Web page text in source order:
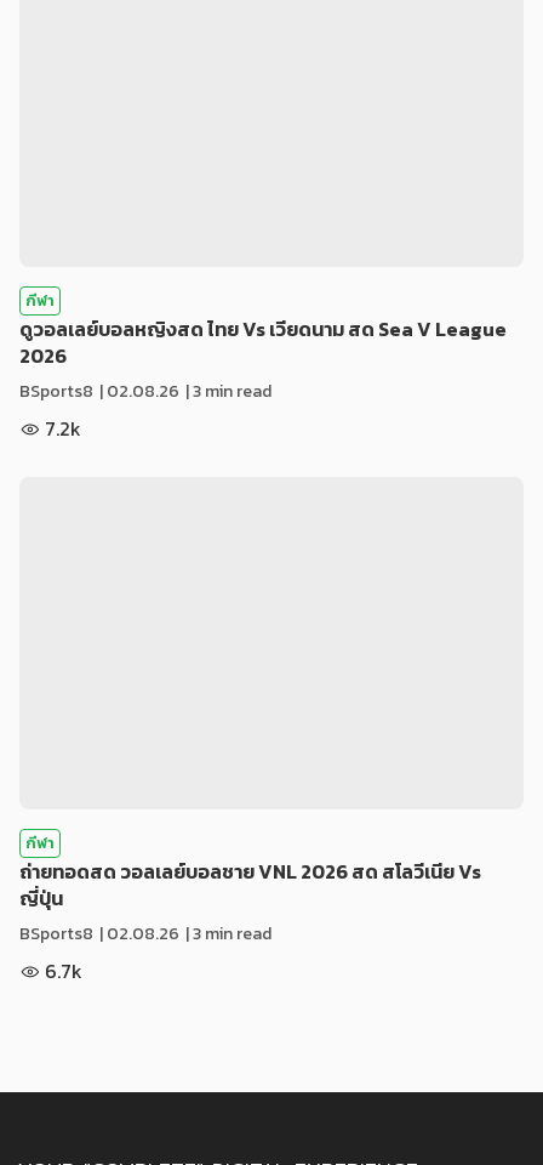
กีฬา
ดูวอลเลย์บอลหญิงสด ไทย Vs เวียดนาม สด Sea V League
2026
BSports8 |02.08.26 | 3 min read
7.2k
กีฬา
ถ่ายทอดสด วอลเลย์บอลชาย VNL 2026 สด สโลวีเนีย Vs
ญี่ปุ่น
BSports8 |02.08.26 | 3 min read
6.7k